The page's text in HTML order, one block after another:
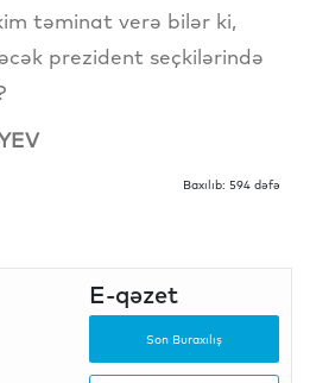
təminat verə bilər ki,
prezident seçkilərində
Baxılıb: 594 dəfə
E-qəzet
Son Buraxılış